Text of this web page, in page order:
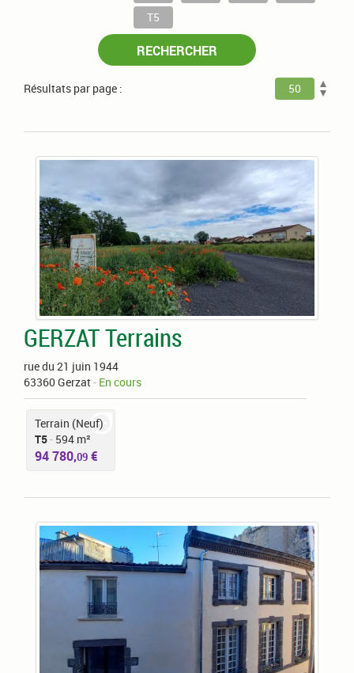
T5
RECHERCHER
Résultats par page : 50
GERZAT Terrains
rue du 21 juin 1944
63360 Gerzat- En cours
Terrain (Neuf)
T5- 594 m²
94 780,09 €